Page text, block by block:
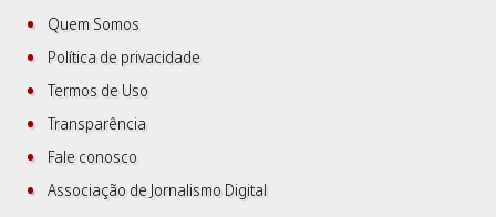
Quem Somos
Política de privacidade
Termos de Uso
Transparência
Fale conosco
Associação de Jornalismo Digital